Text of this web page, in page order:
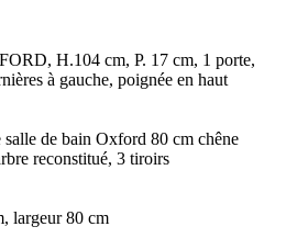
H.104 cm, P. 17 cm, 1 porte,
à gauche, poignée en haut
salle de bain Oxford 80 cm chêne
reconstitué, 3 tiroirs
largeur 80 cm